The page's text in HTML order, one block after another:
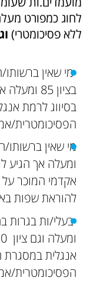
לחוג כמפורט
ללא פסיכומטרי)
בסיווג לרמת
הפסיכומטרית/
ומעלה אך הגיע
אקדמי המוכר על
להוראת שפות
אנגלית במסגרת
הפסיכומטרית/